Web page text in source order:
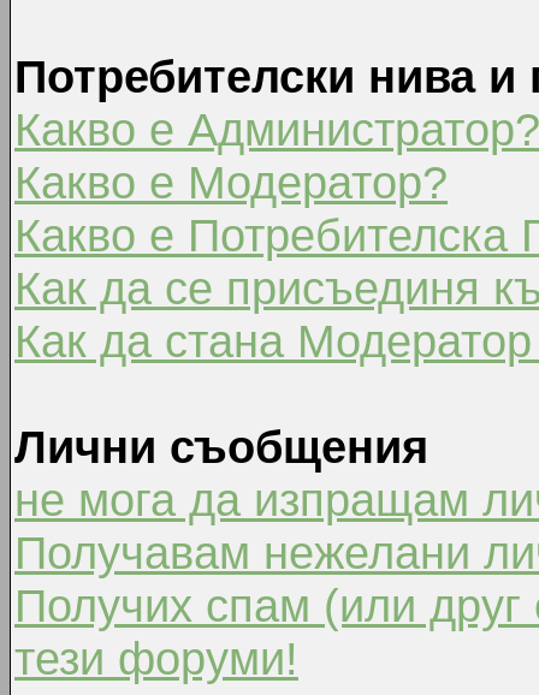
Потребителски нива и
Какво е Администратор?
Какво е Модератор?
Какво е Потребителска
Как да се присъединя
Как да стана
Лични съобщения
не мога да изпращам
Получавам нежелани
Получих спам (или
тези форуми!